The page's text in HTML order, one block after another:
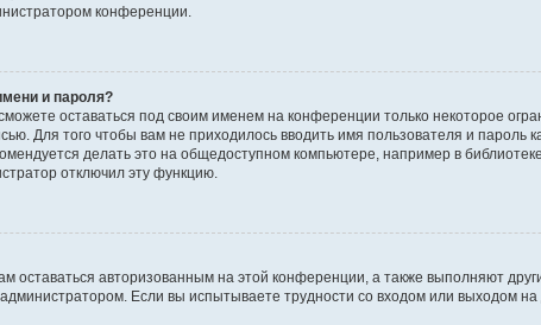
конференции.
и пароля?
сможете оставаться под своим именем на конференции только некоторое
Для того чтобы вам не приходилось вводить имя пользователя и
делать это на общедоступном компьютере, например в
отключил эту функцию.
оставаться авторизованным на этой конференции, а также выполняют
Если вы испытываете трудности со входом или выходом